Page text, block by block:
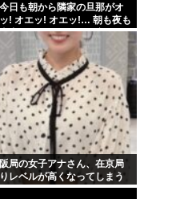
今日も朝から隣家の旦那がオ
! オエッ! オエッ!… 朝も夜も
中もかなりえづきの音がし
不愉快な1日が始まります…」
局の女子アナさん、在京局
レベルが高くなってしまう